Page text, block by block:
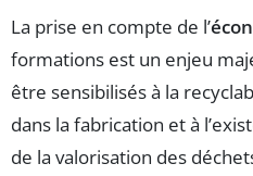
La prise en compte de l’
formations est un enjeu
être sensibilisés à la
dans la fabrication et à
de la valorisation des